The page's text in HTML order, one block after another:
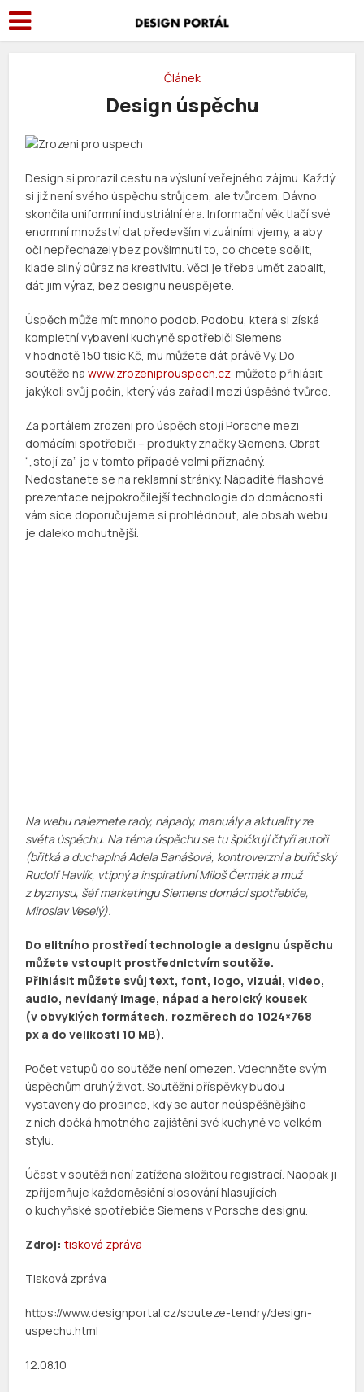
Článek
Design úspěchu
Design si prorazil cestu na výsluní veřejného zájmu. Každý
si již není svého úspěchu strůjcem, ale tvůrcem. Dávno
skončila uniformní industriální éra. Informační věk tlačí své
enormní množství dat především vizuálními vjemy, a aby
oči nepřecházely bez povšimnutí to, co chcete sdělit,
klade silný důraz na kreativitu. Věci je třeba umět zabalit,
dát jim výraz, bez designu neuspějete.
Úspěch může mít mnoho podob. Podobu, která si získá
kompletní vybavení kuchyně spotřebiči Siemens
v hodnotě 150 tisíc Kč, mu můžete dát právě Vy. Do
soutěže nawww.zrozeniprouspech.cz můžete přihlásit
jakýkoli svůj počin, který vás zařadil mezi úspěšné tvůrce.
Za portálem zrozeni pro úspěch stojí Porsche mezi
domácími spotřebiči – produkty značky Siemens. Obrat
“„stojí za” je v tomto případě velmi příznačný.
Nedostanete se na reklamní stránky. Nápadité flashové
prezentace nejpokročilejší technologie do domácnosti
vám sice doporučujeme si prohlédnout, ale obsah webu
je daleko mohutnější.
Na webu naleznete rady, nápady, manuály a aktuality ze
světa úspěchu. Na téma úspěchu se tu špičkují čtyři autoři
(břitká a duchaplná Adela Banášová, kontroverzní a buřičský
Rudolf Havlík, vtipný a inspirativní Miloš Čermák a muž
z byznysu, šéf marketingu Siemens domácí spotřebiče,
Miroslav Veselý).
Do elitního prostředí technologie a designu úspěchu
můžete vstoupit prostřednictvím soutěže.
Přihlásit můžete svůj text, font, logo, vizuál, video,
audio, nevídaný image, nápad a heroický kousek
(v obvyklých formátech, rozměrech do 1024×768
px a do velikosti 10 MB).
Počet vstupů do soutěže není omezen. Vdechněte svým
úspěchům druhý život. Soutěžní příspěvky budou
vystaveny do prosince, kdy se autor neúspěšnějšího
z nich dočká hmotného zajištění své kuchyně ve velkém
stylu.
Účast v soutěži není zatížena složitou registrací. Naopak ji
zpříjemňuje každoměsíční slosování hlasujících
o kuchyňské spotřebiče Siemens v Porsche designu.
Zdroj: tisková zpráva
Tisková zpráva
https://www.designportal.cz/souteze-tendry/design-
uspechu.html
12.08.10